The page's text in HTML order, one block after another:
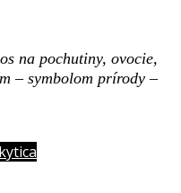
na pochutiny, ovocie,
– symbolom prírody –